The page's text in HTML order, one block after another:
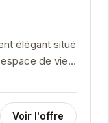
élégant situé
de vie
est...
Voir l'offre